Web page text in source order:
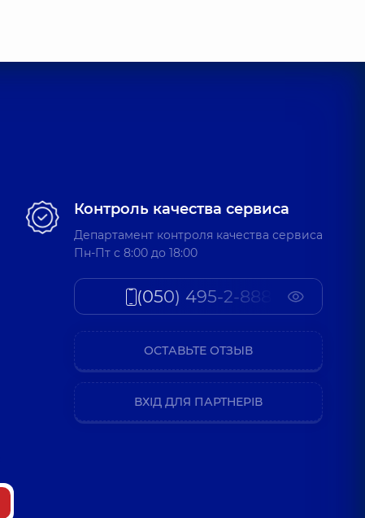
Контроль качества сервиса
Департамент контроля качества сервиса
Пн-Пт c 8:00 до 18:00
(050) 495-2-888
ОСТАВЬТЕ ОТЗЫВ
ВХІД ДЛЯ ПАРТНЕРІВ